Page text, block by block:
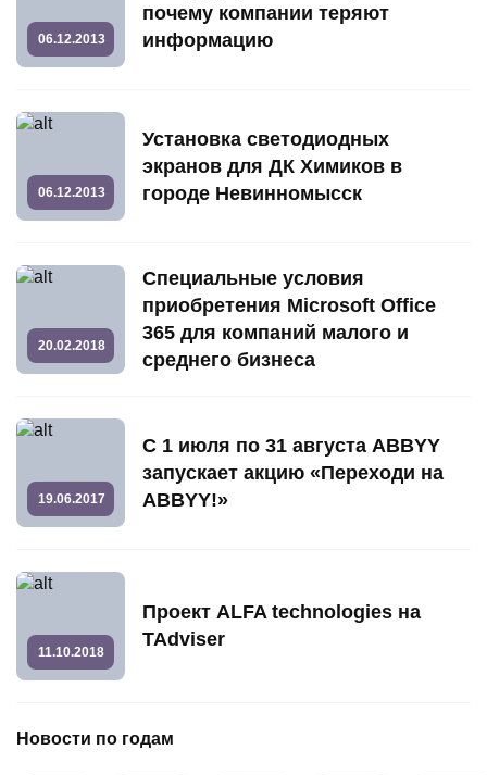
06.12.2013
почему компании теряют
информацию
06.12.2013
Установка светодиодных
экранов для ДК Химиков в
городе Невинномысск
20.02.2018
Специальные условия
приобретения Microsoft Office
365 для компаний малого и
среднего бизнеса
19.06.2017
С 1 июля по 31 августа ABBYY
запускает акцию «Переходи на
ABBYY!»
11.10.2018
Проект ALFA technologies на
TAdviser
Новости по годам